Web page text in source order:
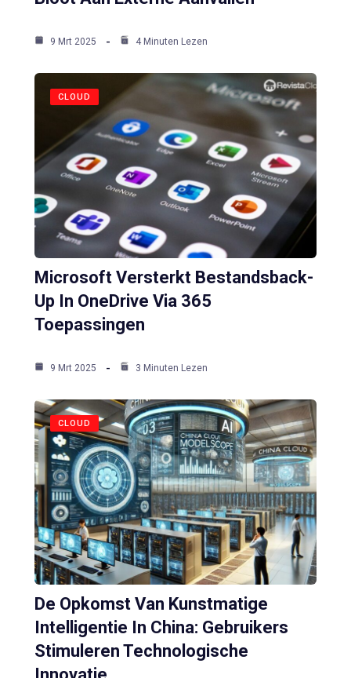
9 Mrt 2025 4 Minuten Lezen
CLOUD
Microsoft Versterkt Bestandsback-
Up In OneDrive Via 365
Toepassingen
9 Mrt 2025 3 Minuten Lezen
CLOUD
De Opkomst Van Kunstmatige
Intelligentie In China: Gebruikers
Stimuleren Technologische